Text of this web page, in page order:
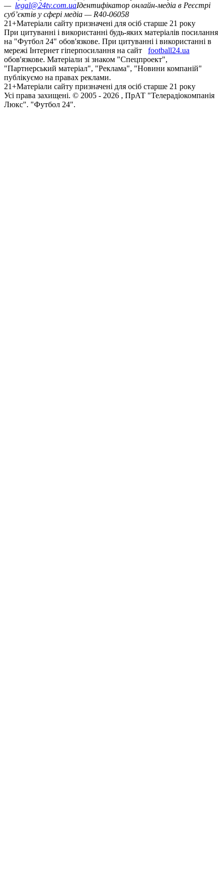
— legal@24tv.com.uaІдентифікатор онлайн-медіа в Реєстрі
суб’єктів у сфері медіа — R40-06058
21+Матеріали сайту призначені для осіб старше 21 року
При цитуванні і використанні будь-яких матеріалів посилання
на "Футбол 24" обов'язкове. При цитуванні і використанні в
мережі Інтернет гіперпосилання на сайт
football24.ua
обов'язкове. Матеріали зі знаком "Спецпроект",
"Партнерський матеріал", "Реклама", "Новини компаній"
публікуємо на правах реклами.
21+Матеріали сайту призначені для осіб старше 21 року
Усi права захищенi. © 2005 - 2026 , ПрАТ "Телерадіокомпанія
Люкс". "Футбол 24".